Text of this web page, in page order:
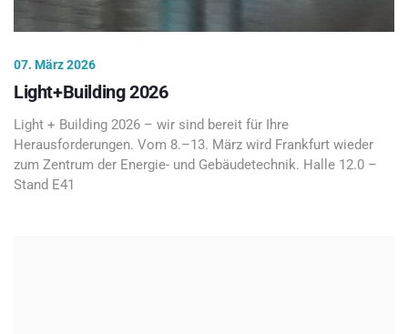
07. März 2026
Light+Building 2026
Light + Building 2026 – wir sind bereit für Ihre
Herausforderungen. Vom 8.–13. März wird Frankfurt wieder
zum Zentrum der Energie- und Gebäudetechnik. Halle 12.0 –
Stand E41